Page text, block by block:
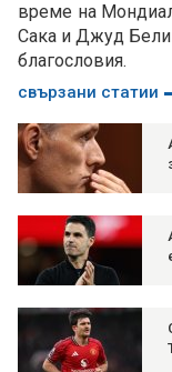
време на
Сака и Джуд
благословия.
свързани статии